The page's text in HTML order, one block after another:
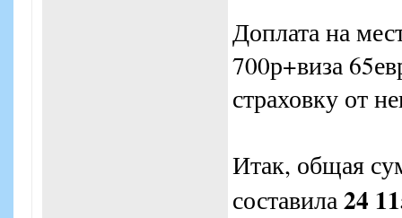
Доплата на
700р+виза
страховку от
Итак, общая
составила24